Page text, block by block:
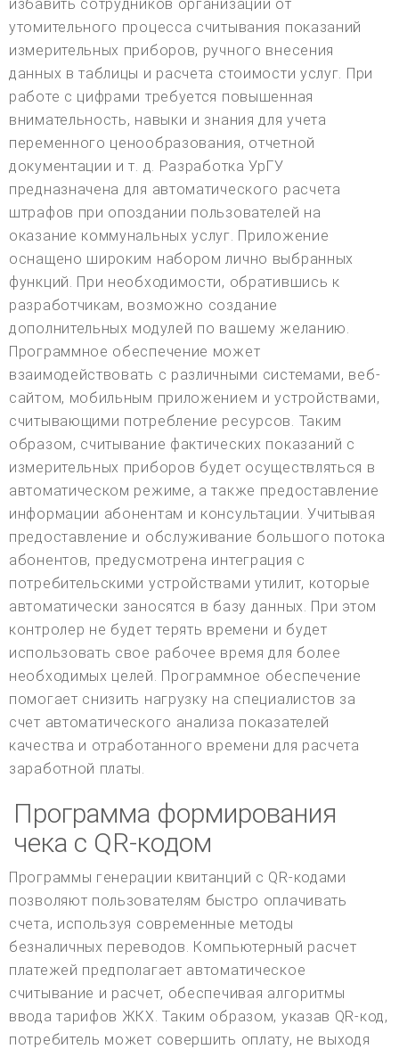
избавить сотрудников организации от
утомительного процесса считывания показаний
измерительных приборов, ручного внесения
данных в таблицы и расчета стоимости услуг. При
работе с цифрами требуется повышенная
внимательность, навыки и знания для учета
переменного ценообразования, отчетной
документации и т. д. Разработка УрГУ
предназначена для автоматического расчета
штрафов при опоздании пользователей на
оказание коммунальных услуг. Приложение
оснащено широким набором лично выбранных
функций. При необходимости, обратившись к
разработчикам, возможно создание
дополнительных модулей по вашему желанию.
Программное обеспечение может
взаимодействовать с различными системами, веб-
сайтом, мобильным приложением и устройствами,
считывающими потребление ресурсов. Таким
образом, считывание фактических показаний с
измерительных приборов будет осуществляться в
автоматическом режиме, а также предоставление
информации абонентам и консультации. Учитывая
предоставление и обслуживание большого потока
абонентов, предусмотрена интеграция с
потребительскими устройствами утилит, которые
автоматически заносятся в базу данных. При этом
контролер не будет терять времени и будет
использовать свое рабочее время для более
необходимых целей. Программное обеспечение
помогает снизить нагрузку на специалистов за
счет автоматического анализа показателей
качества и отработанного времени для расчета
заработной платы.
Программа формирования
чека с QR-кодом
Программы генерации квитанций с QR-кодами
позволяют пользователям быстро оплачивать
счета, используя современные методы
безналичных переводов. Компьютерный расчет
платежей предполагает автоматическое
считывание и расчет, обеспечивая алгоритмы
ввода тарифов ЖКХ. Таким образом, указав QR-код,
потребитель может совершить оплату, не выходя